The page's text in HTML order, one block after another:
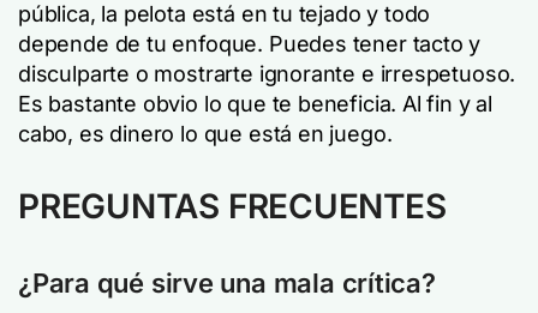
pública, la pelota está en tu tejado y todo
depende de tu enfoque. Puedes tener tacto y
disculparte o mostrarte ignorante e irrespetuoso.
Es bastante obvio lo que te beneficia. Al fin y al
cabo, es dinero lo que está en juego.
PREGUNTAS FRECUENTES
¿Para qué sirve una mala crítica?